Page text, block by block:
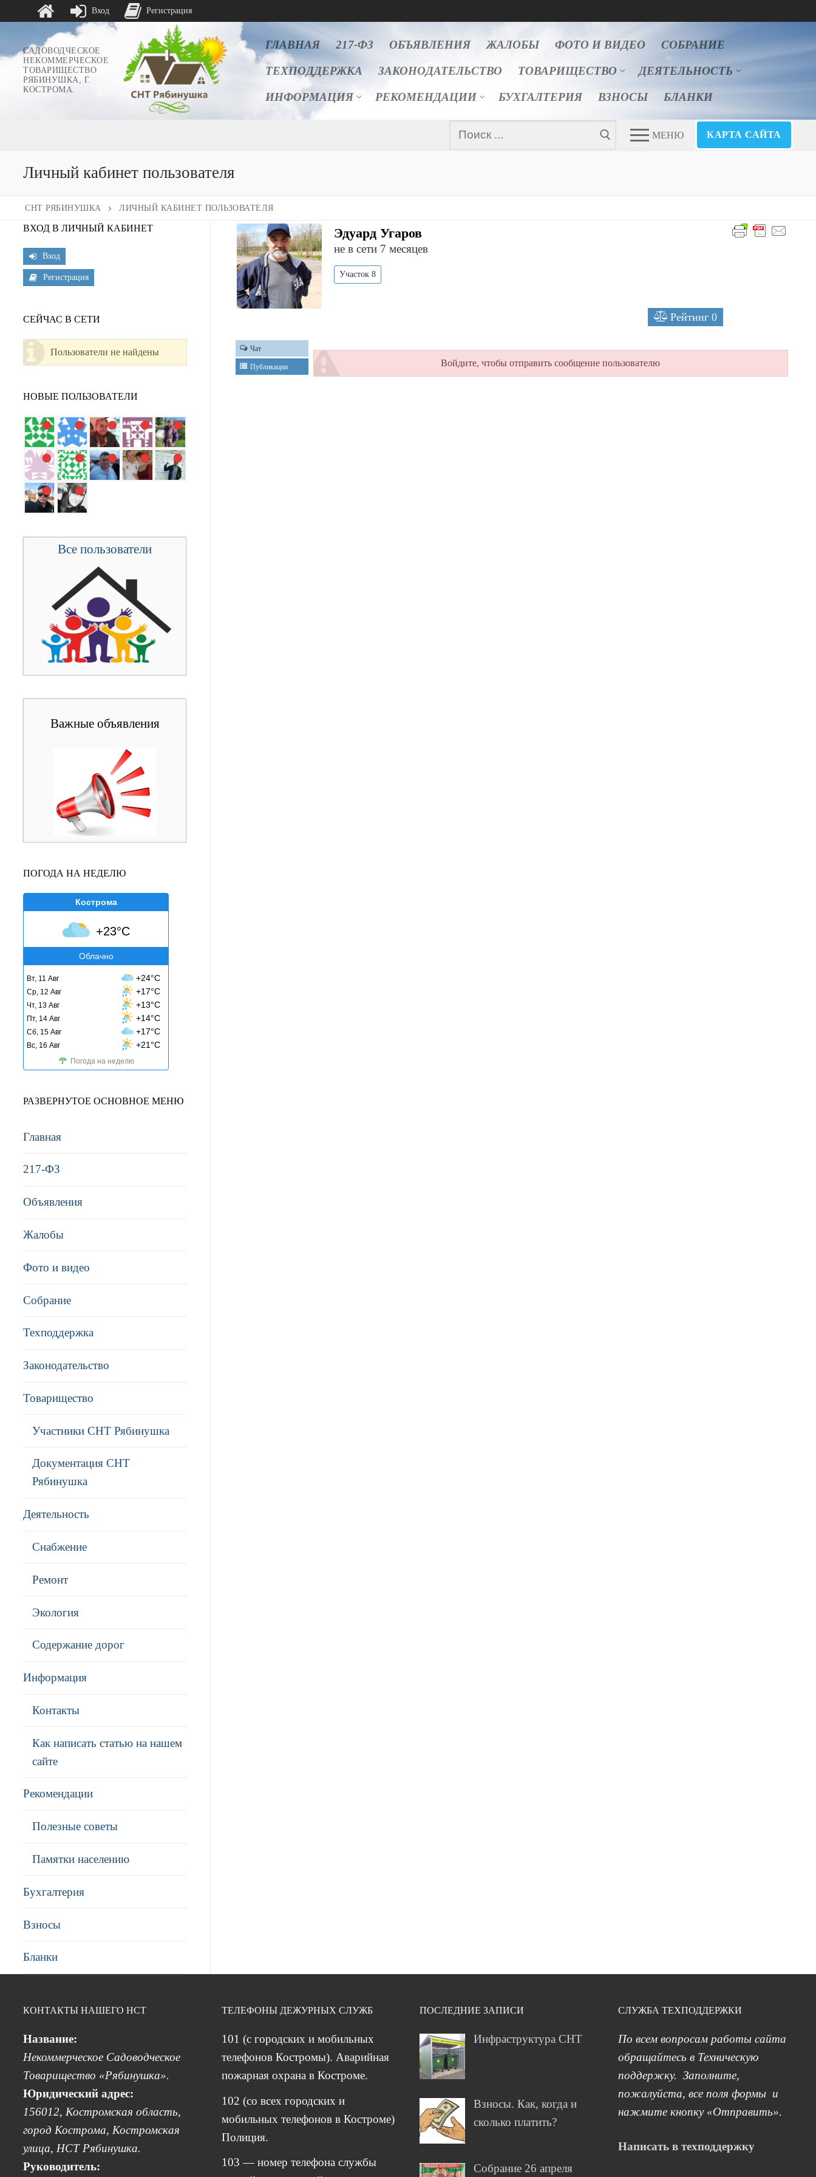
содержимому
САДОВОДЧЕСКОЕ
НЕКОММЕРЧЕСКОЕ
ТОВАРИЩЕСТВО
РЯБИНУШКА, Г.
КОСТРОМА.
ГЛАВНАЯ 217-ФЗ ОБЪЯВЛЕНИЯ ЖАЛОБЫ ФОТО И ВИДЕО СОБРАНИЕ
ТЕХПОДДЕРЖКА ЗАКОНОДАТЕЛЬСТВО ТОВАРИЩЕСТВО ДЕЯТЕЛЬНОСТЬ
ИНФОРМАЦИЯ РЕКОМЕНДАЦИИ БУХГАЛТЕРИЯ ВЗНОСЫ БЛАНКИ
Найти: МЕНЮ КАРТА САЙТА
Личный кабинет пользователя
СНТ РЯБИНУШКА ЛИЧНЫЙ КАБИНЕТ ПОЛЬЗОВАТЕЛЯ
Эдуард Угаров
не в сети 7 месяцев
Участок 8
Рейтинг 0
Чат
Публикации Войдите, чтобы отправить сообщение пользователю
ВХОД В ЛИЧНЫЙ КАБИНЕТ
Вход
Регистрация
СЕЙЧАС В СЕТИ
Пользователи не найдены
НОВЫЕ ПОЛЬЗОВАТЕЛИ
Все пользователи
Важные объявления
ПОГОДА НА НЕДЕЛЮ
Кострома
+23°C
Облачно
Вт, 11 Авг +24°C
Ср, 12 Авг +17°C
Чт, 13 Авг +13°C
Пт, 14 Авг +14°C
Сб, 15 Авг +17°C
Вс, 16 Авг +21°C
Погода на неделю
РАЗВЕРНУТОЕ ОСНОВНОЕ МЕНЮ
Главная
217-ФЗ
Объявления
Жалобы
Фото и видео
Собрание
Техподдержка
Законодательство
Товарищество
Участники СНТ Рябинушка
Документация СНТ
Рябинушка
Деятельность
Снабжение
Ремонт
Экология
Содержание дорог
Информация
Контакты
Как написать статью на нашем
сайте
Рекомендации
Полезные советы
Памятки населению
Бухгалтерия
Взносы
Бланки
КОНТАКТЫ НАШЕГО НСТ
Название:
Некоммерческое Садоводческое
Товарищество «Рябинушка».
Юридический адрес:
156012, Костромская область,
город Кострома, Костромская
улица, НСТ Рябинушка.
Руководитель:
ТЕЛЕФОНЫ ДЕЖУРНЫХ СЛУЖБ
101 (с городских и мобильных
телефонов Костромы). Аварийная
пожарная охрана в Костроме.
102 (со всех городских и
мобильных телефонов в Костроме)
Полиция.
103 — номер телефона службы
ПОСЛЕДНИЕ ЗАПИСИ
Инфраструктура СНТ
Взносы. Как, когда и
сколько платить?
Собрание 26 апреля
СЛУЖБА ТЕХПОДДЕРЖКИ
По всем вопросам работы сайта
обращайтесь в Техническую
поддержку. Заполните,
пожалуйста, все поля формы и
нажмите кнопку «Отправить».
Написать в техподдержку
Вход Регистрация